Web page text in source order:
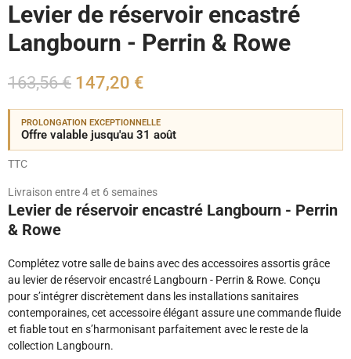
Levier de réservoir encastré
Langbourn - Perrin & Rowe
163,56 € 147,20 €
PROLONGATION EXCEPTIONNELLE
Offre valable jusqu'au 31 août
TTC
Livraison entre 4 et 6 semaines
Levier de réservoir encastré Langbourn - Perrin
& Rowe
Complétez votre salle de bains avec des accessoires assortis grâce
au levier de réservoir encastré Langbourn - Perrin & Rowe. Conçu
pour s’intégrer discrètement dans les installations sanitaires
contemporaines, cet accessoire élégant assure une commande fluide
et fiable tout en s’harmonisant parfaitement avec le reste de la
collection Langbourn.